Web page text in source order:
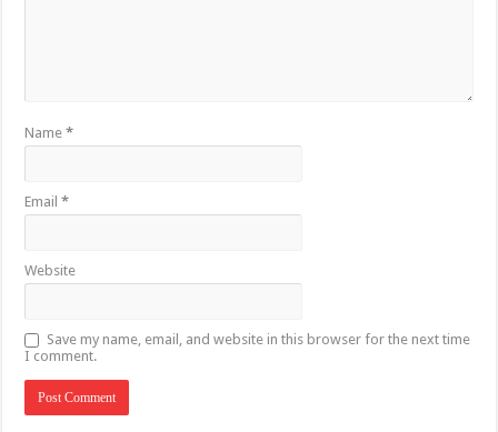
Name*
Email*
Website
Save my name, email, and website in this browser for the next time
I comment.